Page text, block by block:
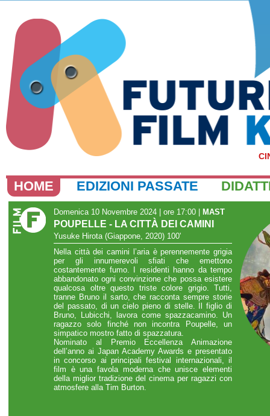
HOME EDIZIONI PASSATE
Domenica 10 Novembre 2024 | ore 17:00 MAST
POUPELLE - LA CITTÀ DEI CAMINI
Yusuke Hirota (Giappone, 2020) 100'
Nella città dei camini l’aria è perennemente grigia
per gli innumerevoli sfiati che emettono
costantemente fumo. I residenti hanno da tempo
abbandonato ogni convinzione che possa esistere
qualcosa oltre questo triste colore grigio. Tutti,
tranne Bruno il sarto, che racconta sempre storie
del passato, di un cielo pieno di stelle. Il figlio di
Bruno, Lubicchi, lavora come spazzacamino. Un
ragazzo solo finché non incontra Poupelle, un
simpatico mostro fatto di spazzatura.
Nominato al Premio Eccellenza Animazione
dell’anno ai Japan Academy Awards e presentato
in concorso ai principali festival internazionali, il
film è una favola moderna che unisce elementi
della miglior tradizione del cinema per ragazzi con
atmosfere alla Tim Burton.